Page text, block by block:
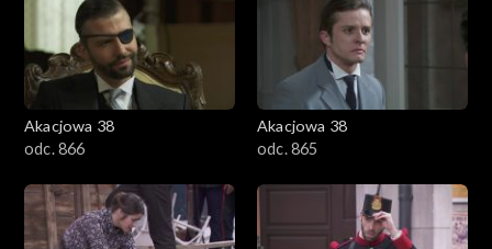
Akacjowa 38
odc. 866
Akacjowa 38
odc. 865